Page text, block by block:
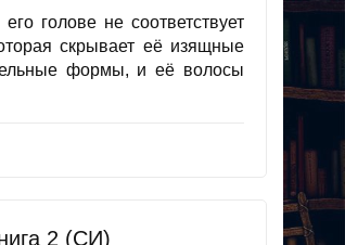
голове не соответствует
скрывает её изящные
формы, и её волосы
2 (СИ)